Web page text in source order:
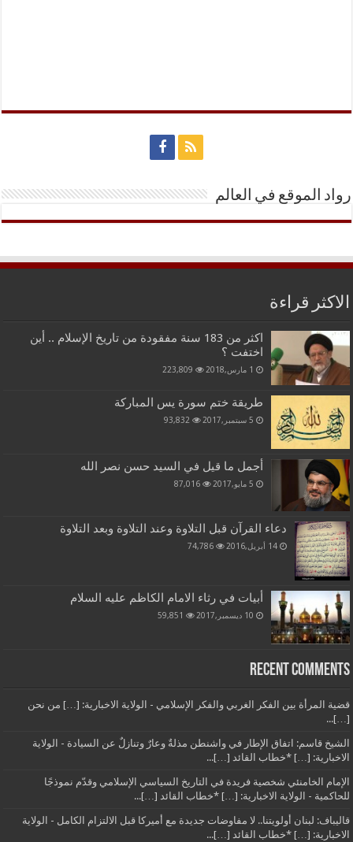
رواد الموقع في العالم
الاكثر قراءة
اكثر من 183 سنة مفقودة من تاريخ الإسلام .. أين
اختفت ؟
1 مارس,2018 223,809
طريقة ختم سورة يس المباركة
5 سبتمبر,2017 93,832
أجمل ما قيل في السيد حسن نصر الله
5 مايو,2017 87,016
دعاء القرآن قبل التلاوة وعند التلاوة وبعد التلاوة
14 أبريل,2016 74,786
أبيات في رثاء الامام الكاظم عليه السلام
10 ديسمبر,2017 59,851
Recent Comments
قضية المرأة بين الفكر الغربي والفكر الإسلامي - الولاية الاخبارية: […] من نحن
[…]...
الشيخ قاسم: اتفاق الإطار في واشنطن مذلةٌ وعارٌ وتنازلٌ عن السيادة - الولاية
الاخبارية: […] *خطاب القائد […]...
الإمام الخامنئي شخصية فريدة في التاريخ السياسي الإسلامي وقدّم نموذجًا
للحاكمية - الولاية الاخبارية: […] *خطاب القائد […]...
قاليباف: لبنان أولويتنا.. لا مفاوضات جديدة مع أميركا قبل الالتزام الكامل - الولاية
الاخبارية: […] *خطاب القائد […]...